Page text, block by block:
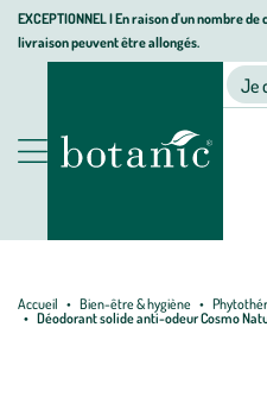
Aller
Aller
au
Aller
au
page
EXCEPTIONNEL I En raison d'un nombre
livraison peuvent être allongés.
Nos produits
Jardinerie écologique, Je
Accueil Bien-être & hygiène
Déodorant solide anti-odeur Cosmo